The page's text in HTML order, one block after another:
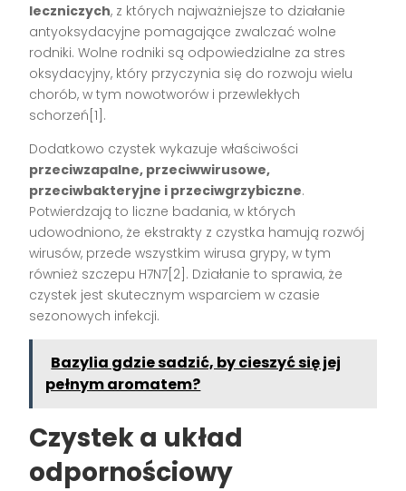
leczniczych, z których najważniejsze to działanie
antyoksydacyjne pomagające zwalczać wolne
rodniki. Wolne rodniki są odpowiedzialne za stres
oksydacyjny, który przyczynia się do rozwoju wielu
chorób, w tym nowotworów i przewlekłych
schorzeń[1].
Dodatkowo czystek wykazuje właściwości
przeciwzapalne, przeciwwirusowe,
przeciwbakteryjne i przeciwgrzybiczne.
Potwierdzają to liczne badania, w których
udowodniono, że ekstrakty z czystka hamują rozwój
wirusów, przede wszystkim wirusa grypy, w tym
również szczepu H7N7[2]. Działanie to sprawia, że
czystek jest skutecznym wsparciem w czasie
sezonowych infekcji.
Bazylia gdzie sadzić, by cieszyć się jej
pełnym aromatem?
Czystek a układ
odpornościowy